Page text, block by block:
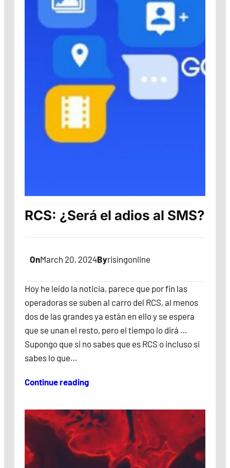
RCS: ¿Será el adios al SMS?
OnMarch 20, 2024Byrisingonline
Hoy he leído la noticia, parece que por fin las
operadoras se suben al carro del RCS, al menos
dos de las grandes ya están en ello y se espera
que se unan el resto, pero el tiempo lo dirá …
Supongo que si no sabes que es RCS o incluso si
sabes lo que…
Continue reading